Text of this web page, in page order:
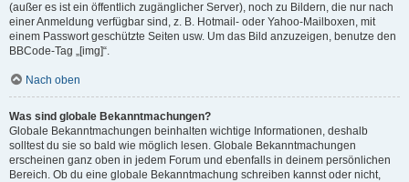
(außer es ist ein öffentlich zugänglicher Server), noch zu Bildern, die nur nach
einer Anmeldung verfügbar sind, z. B. Hotmail- oder Yahoo-Mailboxen, mit
einem Passwort geschützte Seiten usw. Um das Bild anzuzeigen, benutze den
BBCode-Tag „[img]“.
Nach oben
Was sind globale Bekanntmachungen?
Globale Bekanntmachungen beinhalten wichtige Informationen, deshalb
solltest du sie so bald wie möglich lesen. Globale Bekanntmachungen
erscheinen ganz oben in jedem Forum und ebenfalls in deinem persönlichen
Bereich. Ob du eine globale Bekanntmachung schreiben kannst oder nicht,